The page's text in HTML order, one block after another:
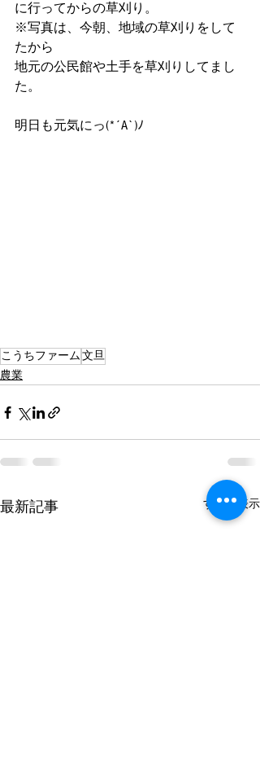
に行ってからの草刈り。
※写真は、今朝、地域の草刈りをして
たから
地元の公民館や土手を草刈りしてまし
た。
明日も元気にっ(*´A`)ﾉ
こうちファーム文旦
農業
最新記事 すべて表示